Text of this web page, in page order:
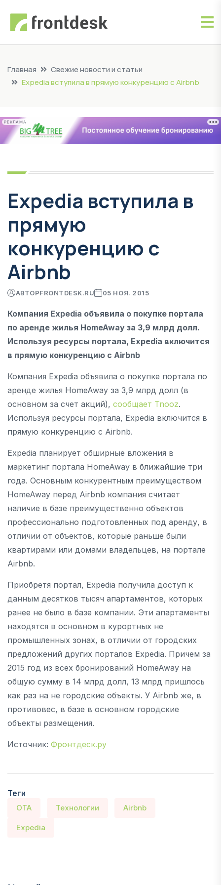
Главная
Свежие новости и статьи
Expedia вступила в прямую конкуренцию с Airbnb
РЕКЛАМА
Expedia вступила в
прямую
конкуренцию с
Airbnb
АВТОРFRONTDESK.RU 05 НОЯ. 2015
Компания Expedia объявила о покупке портала
по аренде жилья HomeAway за 3,9 млрд долл.
Используя ресурсы портала, Expedia включится
в прямую конкуренцию с Airbnb
Компания Expedia объявила о покупке портала по
аренде жилья HomeAway за 3,9 млрд долл (в
основном за счет акций), сообщает Tnooz.
Используя ресурсы портала, Expedia включится в
прямую конкуренцию с Airbnb.
Expedia планирует обширные вложения в
маркетинг портала HomeAway в ближайшие три
года. Основным конкурентным преимуществом
HomeAway перед Airbnb компания считает
наличие в базе преимущественно объектов
профессионально подготовленных под аренду, в
отличии от объектов, которые раньше были
квартирами или домами владельцев, на портале
Airbnb.
Приобретя портал, Expedia получила доступ к
данным десятков тысяч апартаментов, которых
ранее не было в базе компании. Эти апартаменты
находятся в основном в курортных не
промышленных зонах, в отличии от городских
предложений других порталов Expedia. Причем за
2015 год из всех бронирований HomeAway на
общую сумму в 14 млрд долл, 13 млрд пришлось
как раз на не городские объекты. У Airbnb же, в
противовес, в базе в основном городские
объекты размещения.
Источник: Фронтдеск.ру
Теги
OTA Технологии Airbnb
Expedia